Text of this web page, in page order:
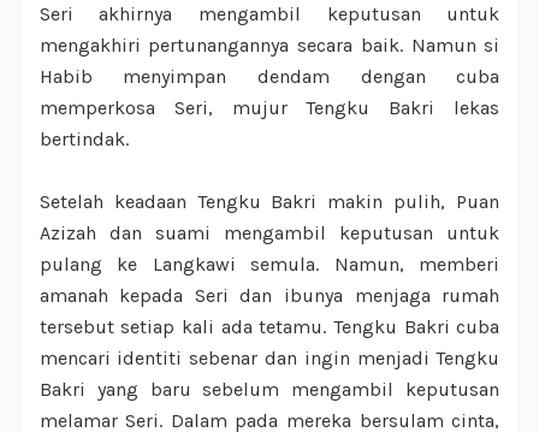
Seri akhirnya mengambil keputusan untuk
mengakhiri pertunangannya secara baik. Namun si
Habib menyimpan dendam dengan cuba
memperkosa Seri, mujur Tengku Bakri lekas
bertindak.
Setelah keadaan Tengku Bakri makin pulih, Puan
Azizah dan suami mengambil keputusan untuk
pulang ke Langkawi semula. Namun, memberi
amanah kepada Seri dan ibunya menjaga rumah
tersebut setiap kali ada tetamu. Tengku Bakri cuba
mencari identiti sebenar dan ingin menjadi Tengku
Bakri yang baru sebelum mengambil keputusan
melamar Seri. Dalam pada mereka bersulam cinta,